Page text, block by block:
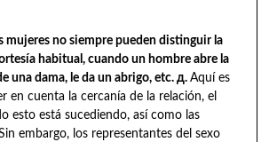
mujeres no siempre pueden distinguir la
habitual, cuando un hombre abre la
una dama, le da un abrigo, etc. д. Aquí es
en cuenta la cercanía de la relación, el
esto está sucediendo, así como las
embargo, los representantes del sexo